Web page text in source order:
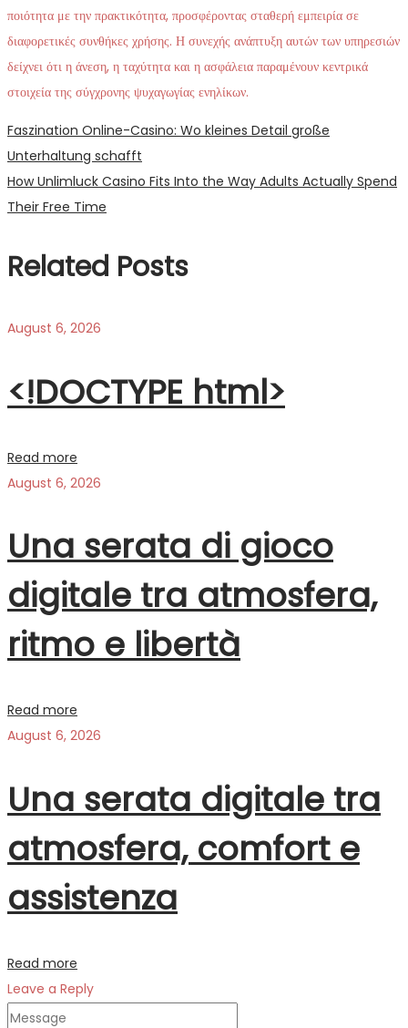
ποιότητα με την πρακτικότητα, προσφέροντας σταθερή εμπειρία σε
διαφορετικές συνθήκες χρήσης. Η συνεχής ανάπτυξη αυτών των υπηρεσιών
δείχνει ότι η άνεση, η ταχύτητα και η ασφάλεια παραμένουν κεντρικά
στοιχεία της σύγχρονης ψυχαγωγίας ενηλίκων.
Post
navigation
Previous
post:
Faszination Online-Casino: Wo kleines Detail große
Unterhaltung schafft
Next
post:
How Unlimluck Casino Fits Into the Way Adults Actually Spend
Their Free Time
Related Posts
August 6, 2026
<!DOCTYPE html>
Read more
August 6, 2026
Una serata di gioco
digitale tra atmosfera,
ritmo e libertà
Read more
August 6, 2026
Una serata digitale tra
atmosfera, comfort e
assistenza
Read more
Leave a Reply